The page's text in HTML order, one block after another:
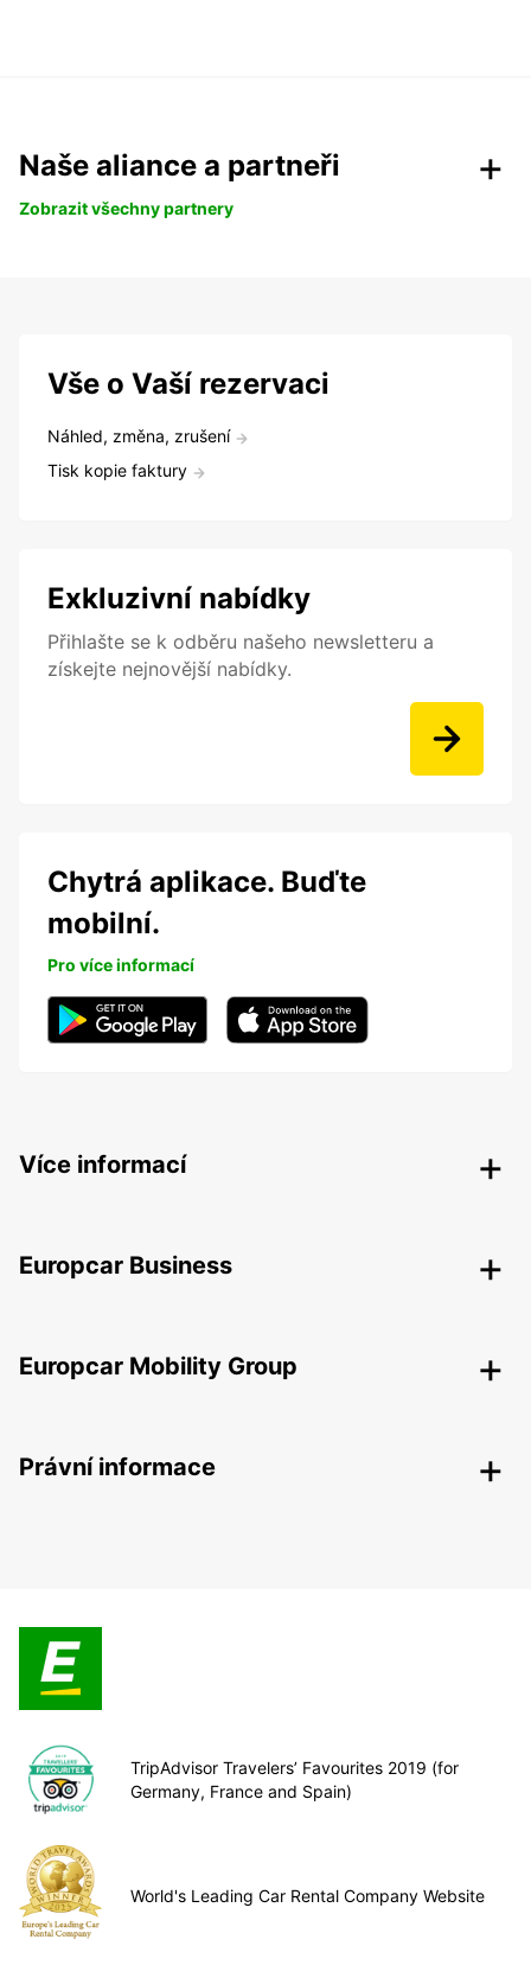
Naše aliance a partneři
Zobrazit všechny partnery
Vše o Vaší rezervaci
Náhled, změna, zrušení
Tisk kopie faktury
Exkluzivní nabídky
Přihlašte se k odběru našeho newsletteru a
získejte nejnovější nabídky.
Chytrá aplikace. Buďte
mobilní.
Pro více informací
Více informací
Europcar Business
Europcar Mobility Group
Právní informace
TripAdvisor Travelers’ Favourites 2019 (for
Germany, France and Spain)
World's Leading Car Rental Company Website